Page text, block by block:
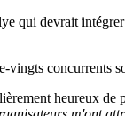
qui devrait
concurrents
heureux de